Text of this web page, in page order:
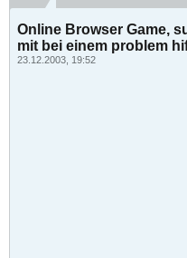
Online Browser Game,
mit bei einem problem
23.12.2003, 19:52